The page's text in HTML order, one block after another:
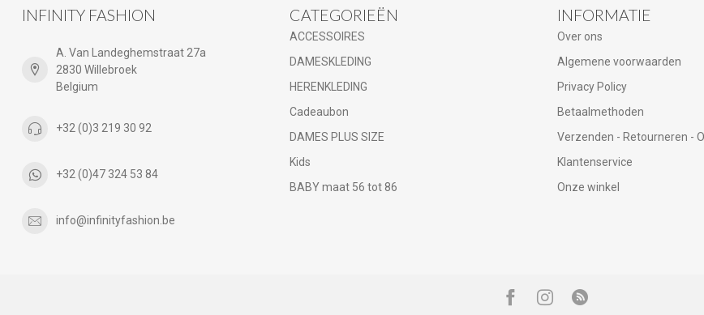
INFINITY FASHION
A. Van Landeghemstraat 27a
2830 Willebroek
Belgium
+32 (0)3 219 30 92
+32 (0)47 324 53 84
info@infinityfashion.be
CATEGORIEËN
ACCESSOIRES
DAMESKLEDING
HERENKLEDING
Cadeaubon
DAMES PLUS SIZE
Kids
BABY maat 56 tot 86
INFORMATIE
Over ons
Algemene voorwaarden
Privacy Policy
Betaalmethoden
Verzenden - Retourneren -
Klantenservice
Onze winkel